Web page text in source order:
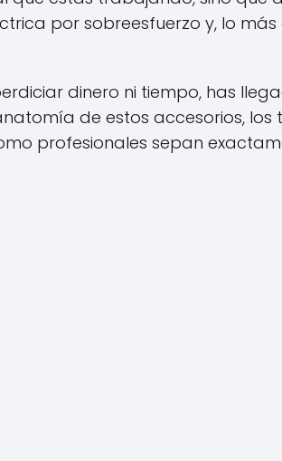
por sobreesfuerzo y, lo más
dinero ni tiempo, has
de estos accesorios, los
profesionales sepan